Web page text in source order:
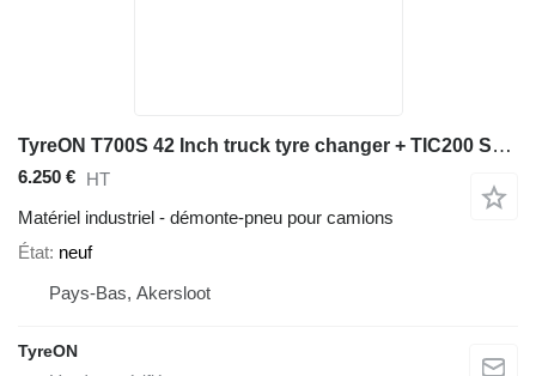
TyreON T700S 42 Inch truck tyre changer + TIC200 Safety cage + TRP AL
6.250 € HT
Matériel industriel - démonte-pneu pour camions
État neuf
Pays-Bas, Akersloot
TyreON